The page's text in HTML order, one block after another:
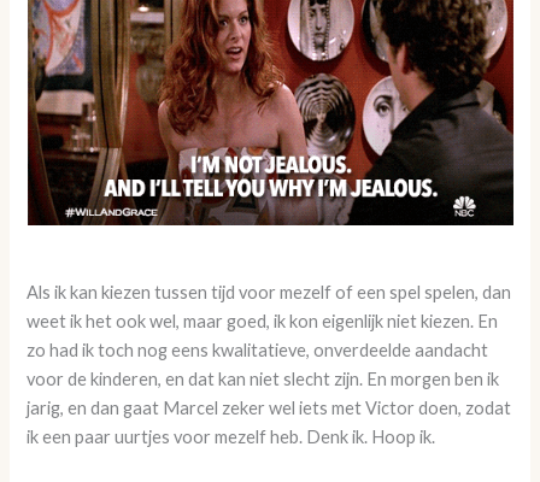
Als ik kan kiezen tussen tijd voor mezelf of een spel spelen, dan
weet ik het ook wel, maar goed, ik kon eigenlijk niet kiezen. En
zo had ik toch nog eens kwalitatieve, onverdeelde aandacht
voor de kinderen, en dat kan niet slecht zijn. En morgen ben ik
jarig, en dan gaat Marcel zeker wel iets met Victor doen, zodat
ik een paar uurtjes voor mezelf heb. Denk ik. Hoop ik.